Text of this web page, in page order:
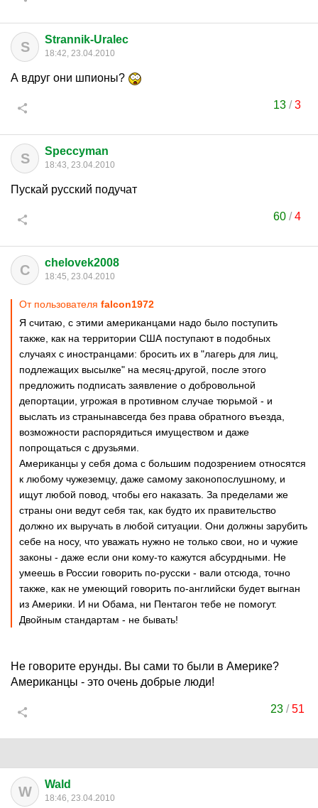
S Strannik-Uralec
18:42, 23.04.2010
А вдруг они шпионы?
13 /3
S Speccyman
18:43, 23.04.2010
Пускай русский подучат
60 /4
C chelovek2008
18:45, 23.04.2010
От пользователя falcon1972
Я считаю, с этими американцами надо было поступить
также, как на территории США поступают в подобных
случаях с иностранцами: бросить их в "лагерь для лиц,
подлежащих высылке" на месяц-другой, после этого
предложить подписать заявление о добровольной
депортации, угрожая в противном случае тюрьмой - и
выслать из странынавсегда без права обратного въезда,
возможности распорядиться имуществом и даже
попрощаться с друзьями.
Американцы у себя дома с большим подозрением относятся
к любому чужеземцу, даже самому законопослушному, и
ищут любой повод, чтобы его наказать. За пределами же
страны они ведут себя так, как будто их правительство
должно их выручать в любой ситуации. Они должны зарубить
себе на носу, что уважать нужно не только свои, но и чужие
законы - даже если они кому-то кажутся абсурдными. Не
умеешь в России говорить по-русски - вали отсюда, точно
также, как не умеющий говорить по-английски будет выгнан
из Америки. И ни Обама, ни Пентагон тебе не помогут.
Двойным стандартам - не бывать!
Не говорите ерунды. Вы сами то были в Америке?
Американцы - это очень добрые люди!
23/51
W Wald
18:46, 23.04.2010